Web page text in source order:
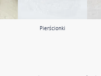
Pierścionki